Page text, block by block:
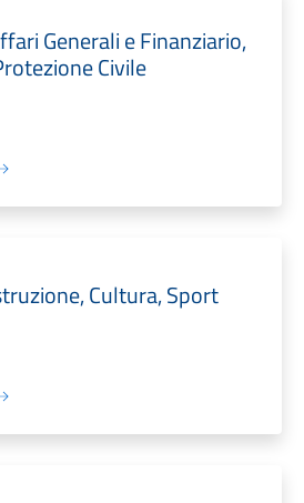
Generali e Finanziario,
Civile
Cultura, Sport